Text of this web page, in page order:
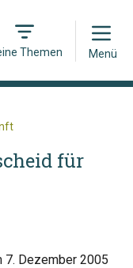
Themen
Open
Menü
für
Dezember 2005